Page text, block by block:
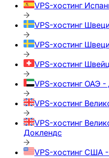
VPS-хостинг
VPS-хостинг
VPS-хостинг
VPS-хостинг
VPS-хостинг
VPS-хостинг
VPS-хостинг
Доклендс
VPS-хостинг США -